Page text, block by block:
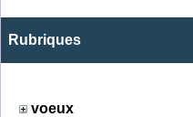
Rubriques
voeux